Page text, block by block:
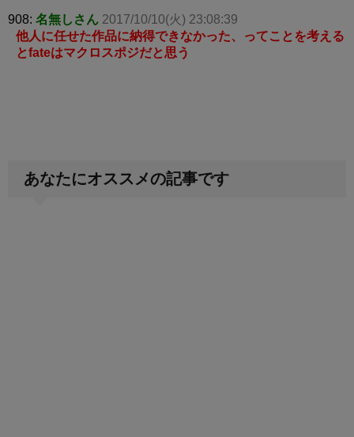
908: 名無しさん 2017/10/10(火) 23:08:39
他人に任せた作品に納得できなかった、ってことを考える
とfateはマクロスポジだと思う
あなたにオススメの記事です